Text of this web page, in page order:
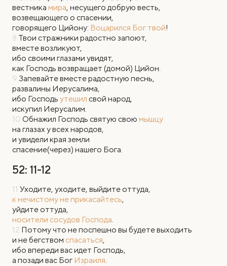
вестника мира, несущего добрую весть,
возвещающего о спасении,
говорящего Цийону: Воцарился Бог твой!
8 Твои стражники радостно запоют,
вместе возликуют,
ибо своими глазами увидят,
как Господь возвращает (домой) Цийон.
9 Запевайте вместе радостную песнь,
развалины Иерусалима,
ибо Господь утешил свой народ,
искупил Иерусалим.
10 Обнажил Господь святую свою мышцу
на глазах у всех народов,
и увидели края земли
спасение(через) нашего Бога.
52: 11-12
11 Уходите, уходите, выйдите оттуда,
к нечистому не прикасайтесь,
уйдите оттуда,
носители сосудов Господа.
12 Потому что не поспешно вы будете выходить
и не бегством спасаться,
ибо впереди вас идет Господь,
а позади вас Бог Израиля.